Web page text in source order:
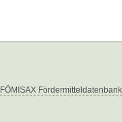
FÖMISAX Fördermitteldatenbank